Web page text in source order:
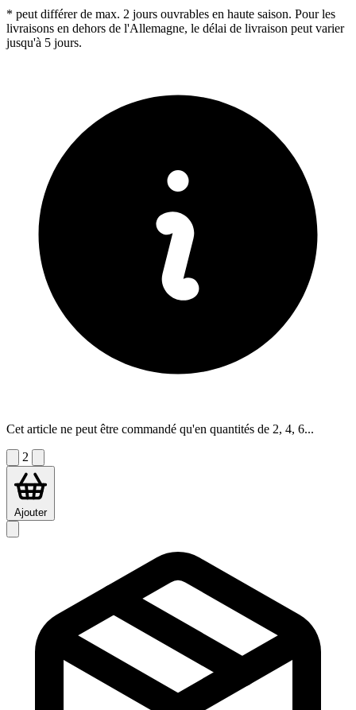
* peut différer de max. 2 jours ouvrables en haute saison. Pour les
livraisons en dehors de l'Allemagne, le délai de livraison peut varier
jusqu'à 5 jours.
Cet article ne peut être commandé qu'en quantités de 2, 4, 6...
2
Ajouter